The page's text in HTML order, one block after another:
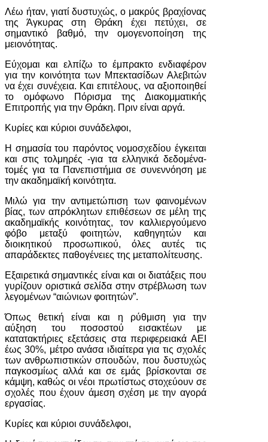
Λέω ήταν, γιατί δυστυχώς, ο μακρύς βραχίονας
της Άγκυρας στη Θράκη έχει πετύχει, σε
σημαντικό βαθμό, την ομογενοποίηση της
μειονότητας.
Εύχομαι και ελπίζω το έμπρακτο ενδιαφέρον
για την κοινότητα των Μπεκτασίδων Αλεβιτών
να έχει συνέχεια. Και επιτέλους, να αξιοποιηθεί
το ομόφωνο Πόρισμα της Διακομματικής
Επιτροπής για την Θράκη. Πριν είναι αργά.
Κυρίες και κύριοι συνάδελφοι,
Η σημασία του παρόντος νομοσχεδίου έγκειται
και στις τολμηρές -για τα ελληνικά δεδομένα-
τομές για τα Πανεπιστήμια σε συνεννόηση με
την ακαδημαϊκή κοινότητα.
Μιλώ για την αντιμετώπιση των φαινομένων
βίας, των απρόκλητων επιθέσεων σε μέλη της
ακαδημαϊκής κοινότητας, τον καλλιεργούμενο
φόβο μεταξύ φοιτητών, καθηγητών και
διοικητικού προσωπικού, όλες αυτές τις
απαράδεκτες παθογένειες της μεταπολίτευσης.
Εξαιρετικά σημαντικές είναι και οι διατάξεις που
γυρίζουν οριστικά σελίδα στην στρέβλωση των
λεγομένων “αιώνιων φοιτητών”.
Όπως θετική είναι και η ρύθμιση για την
αύξηση του ποσοστού εισακτέων με
κατατακτήριες εξετάσεις στα περιφερειακά ΑΕΙ
έως 30%, μέτρο ανάσα ιδιαίτερα για τις σχολές
των ανθρωπιστικών σπουδών, που δυστυχώς
παγκοσμίως αλλά και σε εμάς βρίσκονται σε
κάμψη, καθώς οι νέοι πρωτίστως στοχεύουν σε
σχολές που έχουν άμεση σχέση με την αγορά
εργασίας.
Κυρίες και κύριοι συνάδελφοι,